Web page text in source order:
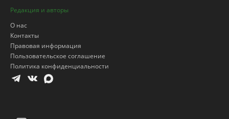
Редакция и авторы
О нас
Контакты
Правовая информация
Пользовательское соглашение
Политика конфиденциальности